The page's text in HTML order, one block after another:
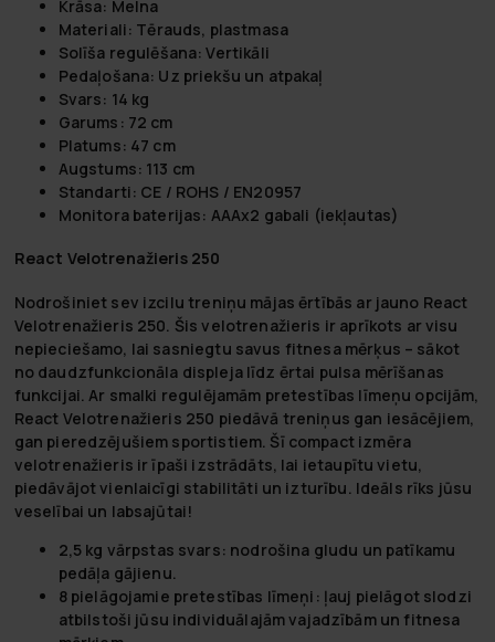
Krāsa: Melna
Materiali: Tērauds, plastmasa
Solīša regulēšana: Vertikāli
Pedaļošana: Uz priekšu un atpakaļ
Svars: 14 kg
Garums: 72 cm
Platums: 47 cm
Augstums: 113 cm
Standarti: CE / ROHS / EN20957
Monitora baterijas: AAAx2 gabali (iekļautas)
React Velotrenažieris 250
Nodrošiniet sev izcilu treniņu mājas ērtībās ar jauno React
Velotrenažieris 250. Šis velotrenažieris ir aprīkots ar visu
nepieciešamo, lai sasniegtu savus fitnesa mērķus – sākot
no daudzfunkcionāla displeja līdz ērtai pulsa mērīšanas
funkcijai. Ar smalki regulējamām pretestības līmeņu opcijām,
React Velotrenažieris 250 piedāvā treniņus gan iesācējiem,
gan pieredzējušiem sportistiem. Šī compact izmēra
velotrenažieris ir īpaši izstrādāts, lai ietaupītu vietu,
piedāvājot vienlaicīgi stabilitāti un izturību. Ideāls rīks jūsu
veselībai un labsajūtai!
2,5 kg vārpstas svars: nodrošina gludu un patīkamu
pedāļa gājienu.
8 pielāgojamie pretestības līmeņi: ļauj pielāgot slodzi
atbilstoši jūsu individuālajām vajadzībām un fitnesa